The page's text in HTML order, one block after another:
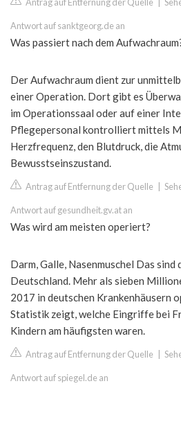
Antrag auf Entfernung der Quelle
Antwort auf sanktgeorg.de an
Was passiert nach dem
Der Aufwachraum dient zur
einer Operation. Dort gibt es
im Operationssaal oder auf einer
Pflegepersonal kontrolliert mittels
Herzfrequenz, den Blutdruck, die
Bewusstseinszustand.
Antrag auf Entfernung der Quelle
Antwort auf gesundheit.gv.at an
Was wird am meisten operiert?
Darm, Galle, Nasenmuschel Das
Deutschland. Mehr als sieben
2017 in deutschen Krankenhäusern
Statistik zeigt, welche Eingriffe bei
Kindern am häufigsten waren.
Antrag auf Entfernung der Quelle
Antwort auf spiegel.de an